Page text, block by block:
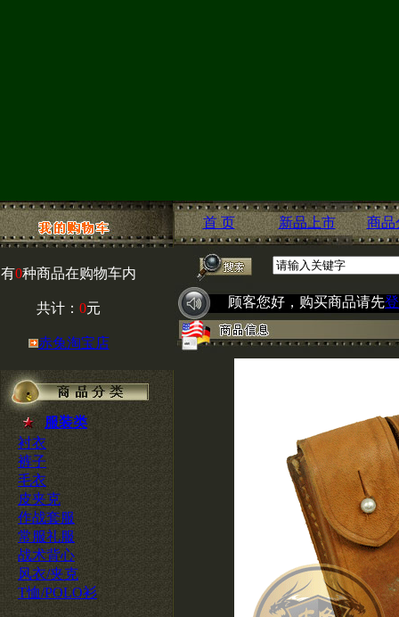
有0种商品在购物车内
共计： 0元
赤兔淘宝店
服装类
衬衣
裤子
毛衣
皮夹克
作战套服
常服礼服
战术背心
风衣/夹克
T恤/POLO衫
首 页 新品上市 商品
顾客您好，购买商品请先